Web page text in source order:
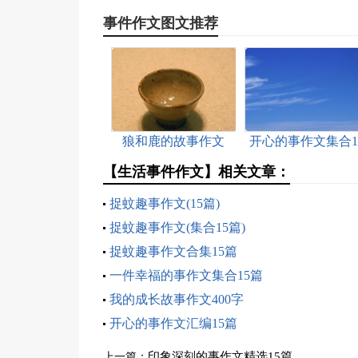
事件作文图文推荐
狼和鹿的故事作文
开心的事作文集合
【生活事件作文】相关文章：
捉蚊趣事作文(15篇)
捉蚊趣事作文(集合15篇)
捉蚊趣事作文合集15篇
一件幸福的事作文集合15篇
我的成长故事作文400字
开心的事作文汇编15篇